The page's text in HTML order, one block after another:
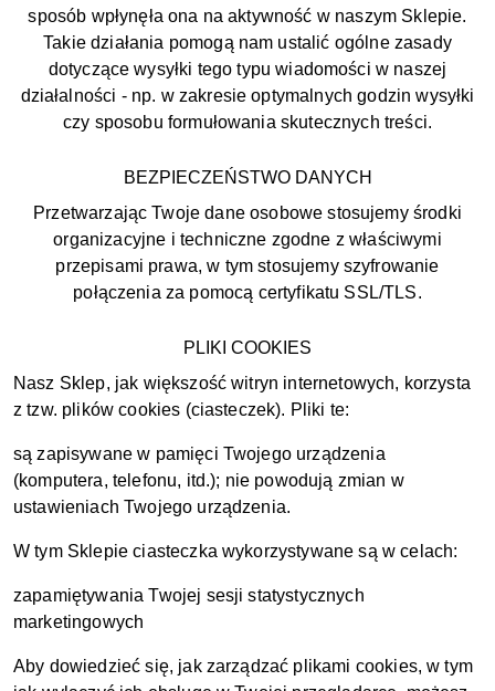
sposób wpłynęła ona na aktywność w naszym Sklepie.
Takie działania pomogą nam ustalić ogólne zasady
dotyczące wysyłki tego typu wiadomości w naszej
działalności - np. w zakresie optymalnych godzin wysyłki
czy sposobu formułowania skutecznych treści.
BEZPIECZEŃSTWO DANYCH
Przetwarzając Twoje dane osobowe stosujemy środki
organizacyjne i techniczne zgodne z właściwymi
przepisami prawa, w tym stosujemy szyfrowanie
połączenia za pomocą certyfikatu SSL/TLS.
PLIKI COOKIES
Nasz Sklep, jak większość witryn internetowych, korzysta
z tzw. plików cookies (ciasteczek). Pliki te:
są zapisywane w pamięci Twojego urządzenia
(komputera, telefonu, itd.); nie powodują zmian w
ustawieniach Twojego urządzenia.
W tym Sklepie ciasteczka wykorzystywane są w celach:
zapamiętywania Twojej sesji statystycznych
marketingowych
Aby dowiedzieć się, jak zarządzać plikami cookies, w tym